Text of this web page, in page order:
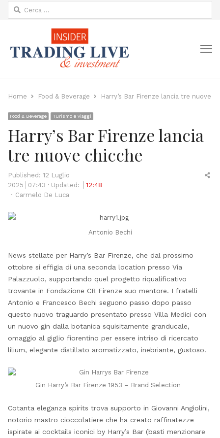
Ricerca
per:
Home Food & Beverage Harry’s Bar Firenze lancia tre nuove
Food & Beverage Turismo e viaggi
Harry’s Bar Firenze lancia
tre nuove chicche
Published: 12 Luglio
2025
07:43 Updated:
12:48
Author
Carmelo De Luca
Antonio Bechi
News stellate per Harry’s Bar Firenze, che dal prossimo
ottobre si effigia di una seconda location presso Via
Palazzuolo, supportando quel progetto riqualificativo
trovante in Fondazione CR Firenze suo mentore. I fratelli
Antonio e Francesco Bechi seguono passo dopo passo
questo nuovo traguardo presentato presso Villa Medici con
un nuovo gin dalla botanica squisitamente granducale,
omaggio al giglio fiorentino per essere intriso di ricercato
lilium, elegante distillato aromatizzato, inebriante, gustoso.
Gin Harry’s Bar Firenze 1953 – Brand Selection
Cotanta eleganza spirits trova supporto in Giovanni Angiolini,
notorio mastro cioccolatiere che ha creato raffinatezze
ispirate ai cocktails iconici by Harry’s Bar (basti menzionare